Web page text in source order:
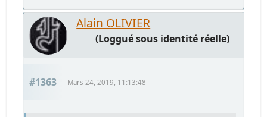
Alain OLIVIER
(Loggué sous identité réelle)
#1363 Mars 24, 2019, 11:13:48